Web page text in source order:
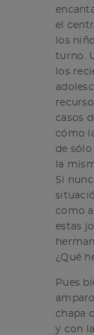
el
los
turno.
los
casos
cómo
de sólo
la
Si
como
estas
¿Qué
Pues
chapa
y con